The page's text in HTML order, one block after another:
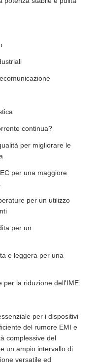
continua?
per migliorare le
per una maggiore
per un utilizzo
per un
e leggera per una
per la riduzione dell'IME
per i dispositivi
del rumore EMI e
complessive del
un ampio intervallo di
versatile ed